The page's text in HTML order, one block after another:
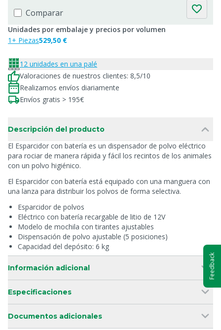
Comparar
Unidades por embalaje y precios por volumen
1+ Piezas529,50 €
12 unidades en una palé
Valoraciones de nuestros clientes: 8,5/10
Realizamos envíos diariamente
Envíos gratis > 195€
Descripción del producto
El Esparcidor con batería es un dispensador de polvo eléctrico
para rociar de manera rápida y fácil los recintos de los animales
con un polvo higiénico.
El Esparcidor con batería está equipado con una manguera con
una lanza para distribuir los polvos de forma selectiva.
Esparcidor de polvos
Eléctrico con batería recargable de litio de 12V
Modelo de mochila con tirantes ajustables
Dispensación de polvo ajustable (5 posiciones)
Capacidad del depósito: 6 kg
Información adicional
Especificaciones
Documentos adicionales
Feedback